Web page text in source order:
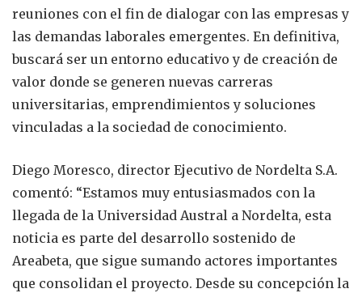
reuniones con el fin de dialogar con las empresas y
las demandas laborales emergentes. En definitiva,
buscará ser un entorno educativo y de creación de
valor donde se generen nuevas carreras
universitarias, emprendimientos y soluciones
vinculadas a la sociedad de conocimiento.
Diego Moresco, director Ejecutivo de Nordelta S.A.
comentó: “Estamos muy entusiasmados con la
llegada de la Universidad Austral a Nordelta, esta
noticia es parte del desarrollo sostenido de
Areabeta, que sigue sumando actores importantes
que consolidan el proyecto. Desde su concepción la